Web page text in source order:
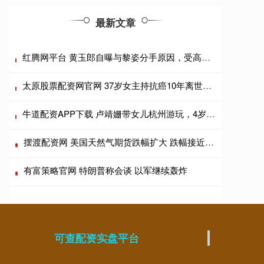
最新文章
红腾网平台 黄玉郎自曝与黎姿分手原因，受高人指点放弃忘年恋，曾在一起三年
太原股票配资网官网 37岁女主持抗癌10年离世，去年曾许愿再活5年，讣告看哭网友
牛道配资APP下载 卢靖姗带女儿杭州游玩，4岁女儿正面曝光，五官立体精致很像韩庚
摆渡配资网 美国天然气期货跌幅扩大 跌幅接近5%
有富策略官网 特朗普称会谈 以军继续轰炸
可查配资实盘平台